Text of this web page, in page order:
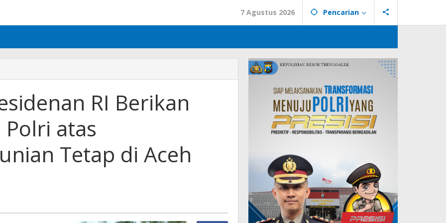
7 Agustus 2026 Pencarian
RI Berikan
atas
Tetap di Aceh